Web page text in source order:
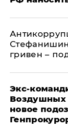
гривен –
Экс-
Воздушных
новое